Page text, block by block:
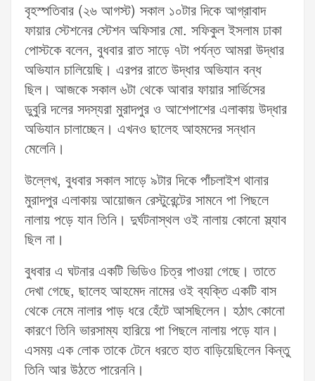
বৃহস্পতিবার (২৬ আগস্ট) সকাল ১০টার দিকে আগ্রাবাদ
ফায়ার স্টেশনের স্টেশন অফিসার মো. সফিকুল ইসলাম ঢাকা
পোস্টকে বলেন, বুধবার রাত সাড়ে ৭টা পর্যন্ত আমরা উদ্ধার
অভিযান চালিয়েছি। এরপর রাতে উদ্ধার অভিযান বন্ধ
ছিল। আজকে সকাল ৬টা থেকে আবার ফায়ার সার্ভিসের
ডুবুরি দলের সদস্যরা মুরাদপুর ও আশেপাশের এলাকায় উদ্ধার
অভিযান চালাচ্ছেন। এখনও ছালেহ আহমদের সন্ধান
মেলেনি।
উল্লেখ, বুধবার সকাল সাড়ে ৯টার দিকে পাঁচলাইশ থানার
মুরাদপুর এলাকায় আয়োজন রেস্টুরেন্টের সামনে পা পিছলে
নালায় পড়ে যান তিনি। দুর্ঘটনাস্থল ওই নালায় কোনো স্ল্যাব
ছিল না।
বুধবার এ ঘটনার একটি ভিডিও চিত্র পাওয়া গেছে। তাতে
দেখা গেছে, ছালেহ আহমেদ নামের ওই ব্যক্তি একটি বাস
থেকে নেমে নালার পাড় ধরে হেঁটে আসছিলেন। হঠাৎ কোনো
কারণে তিনি ভারসাম্য হারিয়ে পা পিছলে নালায় পড়ে যান।
এসময় এক লোক তাকে টেনে ধরতে হাত বাড়িয়েছিলেন কিন্তু
তিনি আর উঠতে পারেননি।